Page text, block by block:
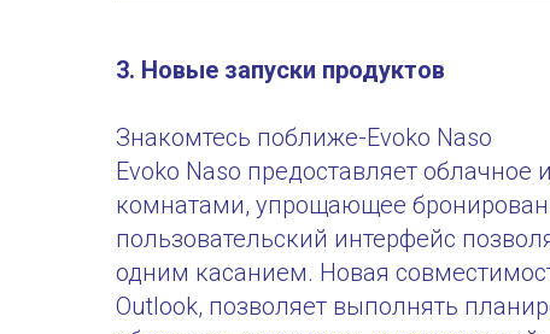
3. Новые запуски продуктов
Знакомтесь поближе-Evoko Naso
Evoko Naso предоставляет
комнатами, упрощающее
пользовательский интерфейс
одним касанием. Новая
Outlook, позволяет выполнять